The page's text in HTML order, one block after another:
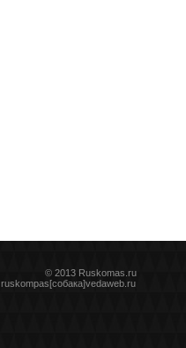
© 2013 Ruskomas.ru
ruskompas[собака]vedaweb.ru